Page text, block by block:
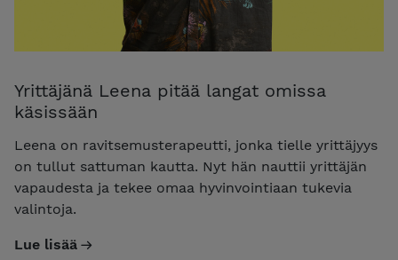
Yrittäjänä Leena pitää langat omissa
käsissään
Leena on ravitsemusterapeutti, jonka tielle yrittäjyys
on tullut sattuman kautta. Nyt hän nauttii yrittäjän
vapaudesta ja tekee omaa hyvinvointiaan tukevia
valintoja.
Lue lisää